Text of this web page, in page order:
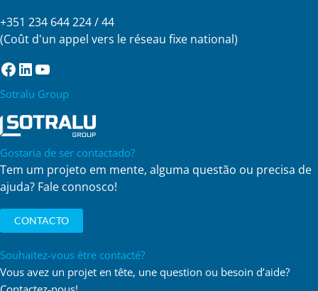
+351 234 644 224 / 44
(Coût d'un appel vers le réseau fixe national)
Facebook
LinkedIn
YouTube
Sotralu Group
Gostaria de ser contactado?
Tem um projeto em mente, alguma questão ou precisa de
ajuda? Fale connosco!
CONTACTO
Souhaitez-vous être contacté?
Vous avez un projet en tête, une question ou besoin d’aide?